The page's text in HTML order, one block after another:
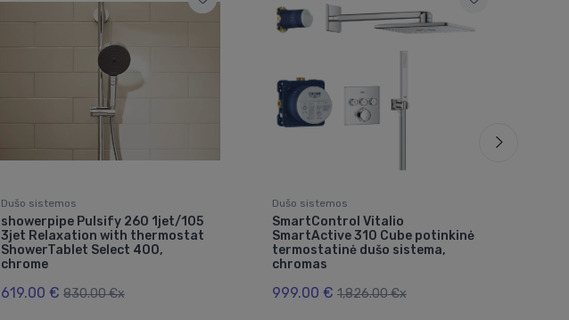
Dušo sistemos
showerpipe Pulsify 260 1jet/105
3jet Relaxation with thermostat
ShowerTablet Select 400,
chrome
619.00 € 830.00 €x
Dušo sistemos
SmartControl Vitalio
SmartActive 310 Cube potinkinė
termostatinė dušo sistema,
chromas
999.00 € 1,826.00 €x